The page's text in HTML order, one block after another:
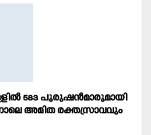
583 പുരുഷൻമാരുമായി
അമിത രക്തസ്രാവവും